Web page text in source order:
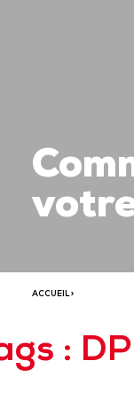
ACCUEIL>
: